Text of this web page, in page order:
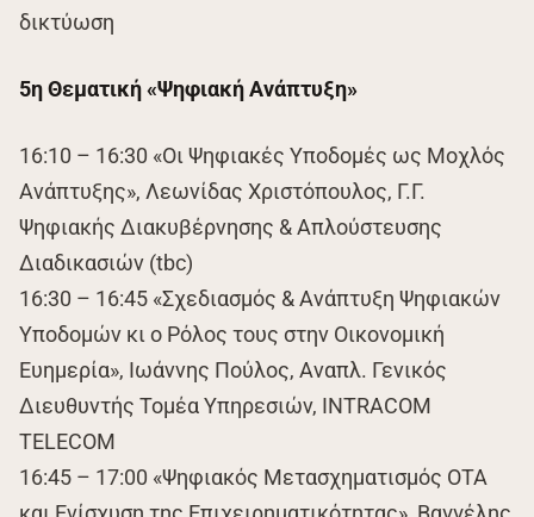
δικτύωση
5η Θεματική «Ψηφιακή Ανάπτυξη»
16:10 – 16:30 «Οι Ψηφιακές Υποδομές ως Μοχλός
Ανάπτυξης», Λεωνίδας Χριστόπουλος, Γ.Γ.
Ψηφιακής Διακυβέρνησης & Απλούστευσης
Διαδικασιών (tbc)
16:30 – 16:45 «Σχεδιασμός & Ανάπτυξη Ψηφιακών
Υποδομών κι ο Ρόλος τους στην Οικονομική
Ευημερία», Ιωάννης Πούλος, Αναπλ. Γενικός
Διευθυντής Τομέα Υπηρεσιών, INTRACOM
TELECOM
16:45 – 17:00 «Ψηφιακός Μετασχηματισμός ΟΤΑ